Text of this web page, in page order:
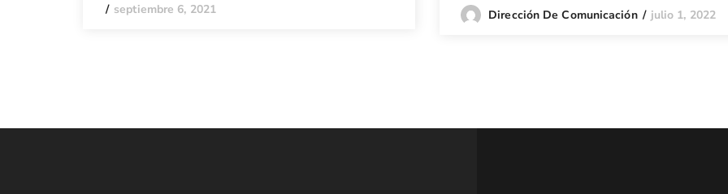
septiembre 6, 2021
Dirección De Comunicación julio 1, 2022